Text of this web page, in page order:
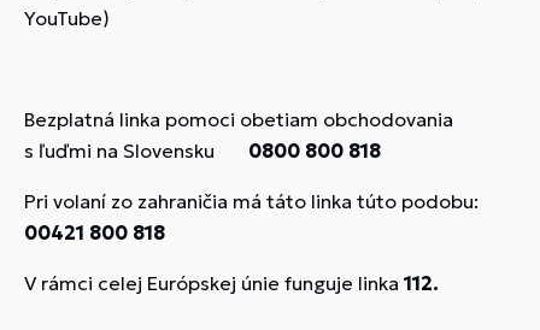
YouTube)
Bezplatná linka pomoci obetiam obchodovania
s ľuďmi na Slovensku 0800 800 818
Pri volaní zo zahraničia má táto linka túto podobu:
00421 800 818
V rámci celej Európskej únie funguje linka 112.